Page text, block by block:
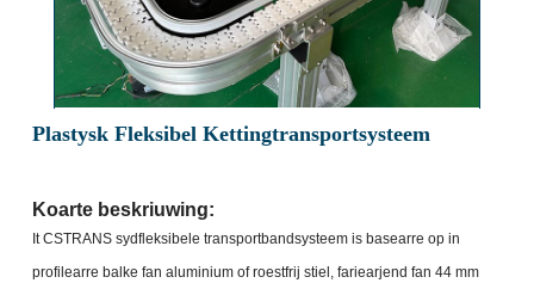
Plastysk Fleksibel Kettingtransportsysteem
Koarte beskriuwing:
It CSTRANS sydfleksibele transportbandsysteem is basearre op in
profilearre balke fan aluminium of roestfrij stiel, fariearjend fan 44 mm